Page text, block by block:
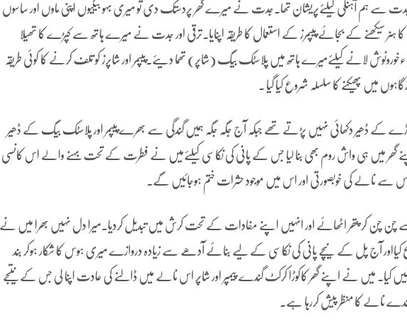
سے ہم آہنگی کیلئےپریشان تھا۔جدت نے میرے گھر پردستک دی تو میری بہو بیٹیوں اپنی ماوں اور ساسوں
ہنر سیکھنے کے بجائے پیپمرز کے استعمال کا طریقہ اپنایا۔ترقی اور جدت نے میرے ہاتھ سے کپڑے کا تھیلا
لانے کیلئےمیرے ہاتھ میں پلاسٹک بیگ (شاپر) تھما دیئے۔پیپمر اور شاپرز کو تلف کرنے کا کوئی طریقہ
میں پھیکنے کا سلسلہ شروع کیا گیا ۔
کے ڈھیر دکھائی نہیں پڑتے تھے جبکہ آج جگہ جگہ ہمیں گندگی سے بھرے پیپمر اور پلاسٹک بیگ کے ڈھیر
میں ہی واش روم بھی بنا لیا جس کے پانی کی نکاسی کیلئےمیں نے فطرت کے تحت بہنے والے اس کانسی
اس سے نالے کی خوبصورتی اور اس میں موجود حشرات ختم ہوجائیں گے۔
کر پتھر اٹھائے اور انہیں اپنے مفادات کے تحت کرش میں تبدیل کردیا۔میرا دل نہیں بھرا میں نے
آج پل کے نیچے پانی کی نکاسی کے لیے بنائے آدھے سے زیادہ دروازے میری ہوس کا شکار ہوکر بند
میں نے اپنے گھر کاکوڑا کرکٹ گندے پیمپر اور شاپر اس نالے میں ڈالنے کی عادت اپنا لی جس کے نتیجے
نالے کا منظر پیش کررہا ہے۔